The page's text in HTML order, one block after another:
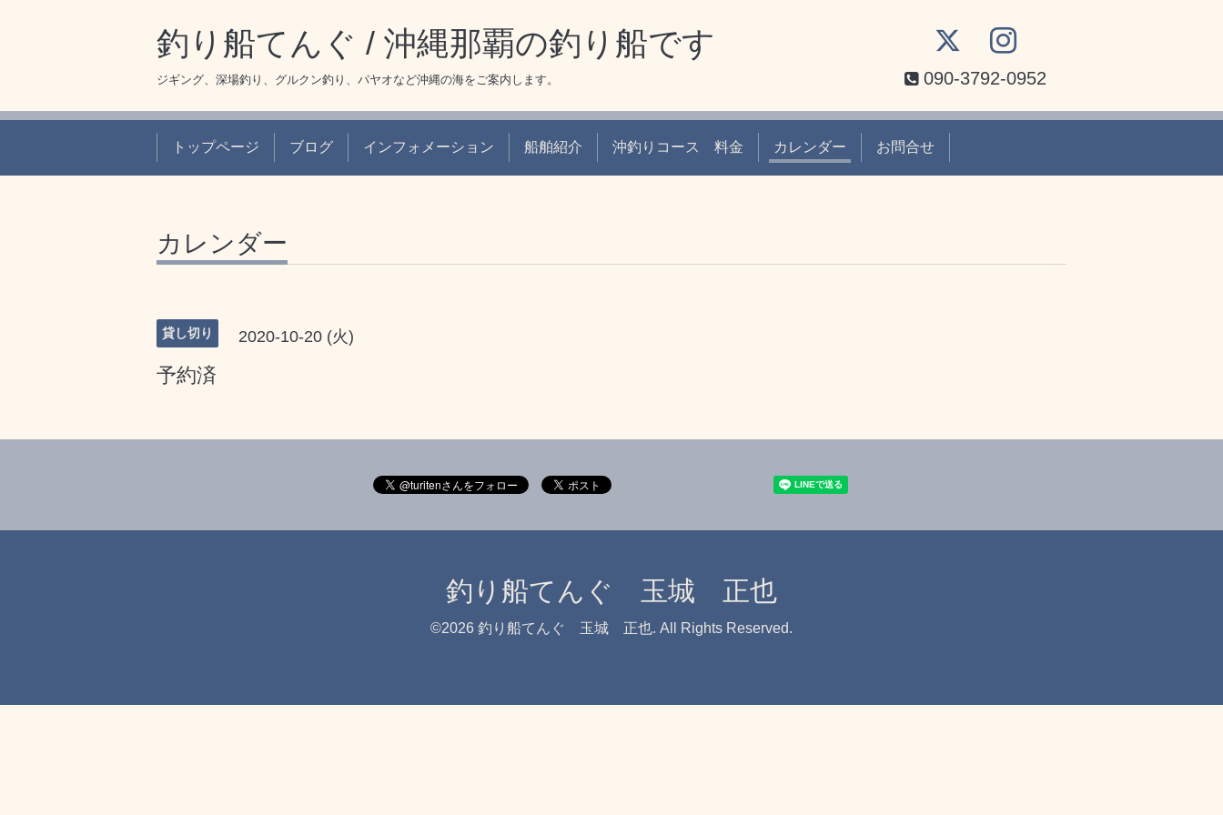
釣り船てんぐ / 沖縄那覇の釣り船です
ジギング、深場釣り、グルクン釣り、パヤオなど沖縄の海をご案内します。 090-3792-0952
トップページ ブログ インフォメーション 船舶紹介 沖釣りコース 料金 カレンダー お問合せ
カレンダー
貸し切り 2020-10-20 (火)
予約済
釣り船てんぐ 玉城 正也
©2026 釣り船てんぐ 玉城 正也. All Rights Reserved.